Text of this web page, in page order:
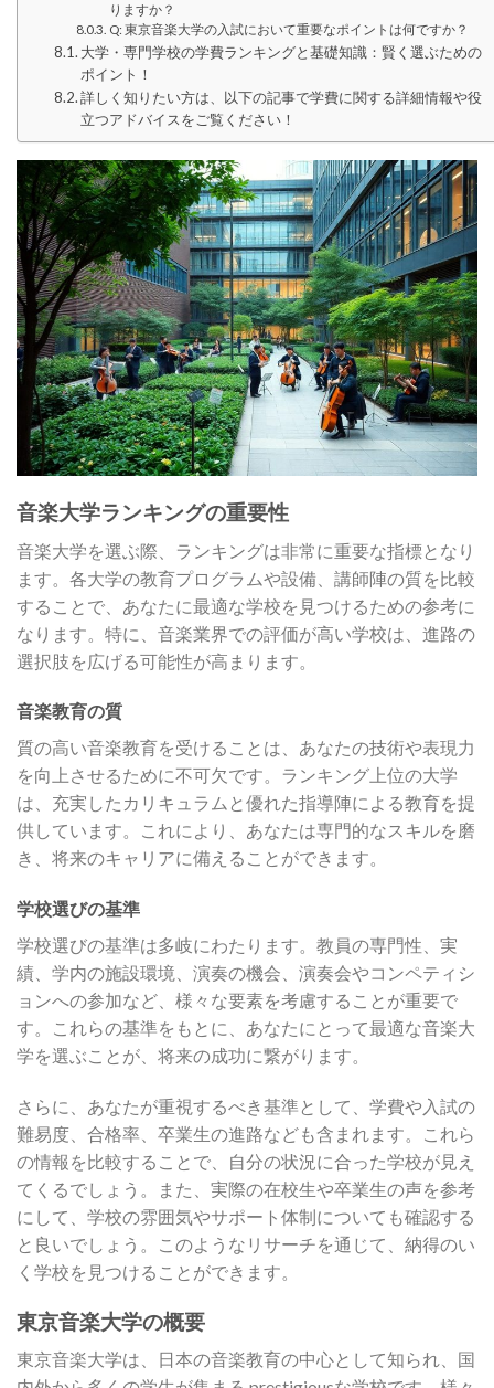
りますか？
Q: 東京音楽大学の入試において重要なポイントは何ですか？
大学・専門学校の学費ランキングと基礎知識：賢く選ぶための
ポイント！
詳しく知りたい方は、以下の記事で学費に関する詳細情報や役
立つアドバイスをご覧ください！
音楽大学ランキングの重要性
音楽大学を選ぶ際、ランキングは非常に重要な指標となり
ます。各大学の教育プログラムや設備、講師陣の質を比較
することで、あなたに最適な学校を見つけるための参考に
なります。特に、音楽業界での評価が高い学校は、進路の
選択肢を広げる可能性が高まります。
音楽教育の質
質の高い音楽教育を受けることは、あなたの技術や表現力
を向上させるために不可欠です。ランキング上位の大学
は、充実したカリキュラムと優れた指導陣による教育を提
供しています。これにより、あなたは専門的なスキルを磨
き、将来のキャリアに備えることができます。
学校選びの基準
学校選びの基準は多岐にわたります。教員の専門性、実
績、学内の施設環境、演奏の機会、演奏会やコンペティシ
ョンへの参加など、様々な要素を考慮することが重要で
す。これらの基準をもとに、あなたにとって最適な音楽大
学を選ぶことが、将来の成功に繋がります。
さらに、あなたが重視するべき基準として、学費や入試の
難易度、合格率、卒業生の進路なども含まれます。これら
の情報を比較することで、自分の状況に合った学校が見え
てくるでしょう。また、実際の在校生や卒業生の声を参考
にして、学校の雰囲気やサポート体制についても確認する
と良いでしょう。このようなリサーチを通じて、納得のい
く学校を見つけることができます。
東京音楽大学の概要
東京音楽大学は、日本の音楽教育の中心として知られ、国